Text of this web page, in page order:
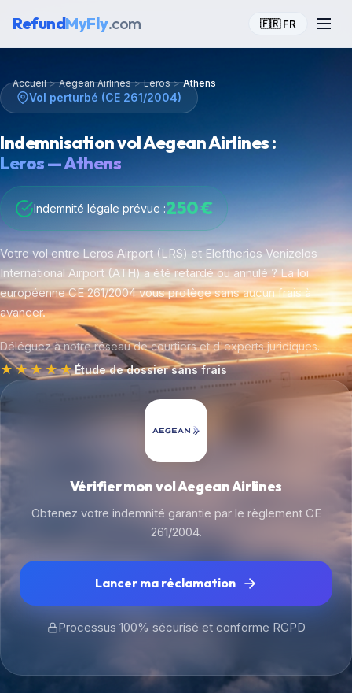
RefundMyFly.com 🇫🇷 FR
Accueil > Aegean Airlines > Leros > Athens
Vol perturbé (CE 261/2004)
Indemnisation vol Aegean Airlines :
Leros — Athens
Indemnité légale prévue :250 €
Votre vol entre Leros Airport (LRS) et Eleftherios Venizelos
International Airport (ATH) a été retardé ou annulé ? La loi
européenne CE 261/2004 vous protège sans aucun frais à
avancer.
Déléguez à notre réseau de courtiers et d'experts juridiques.
★★★★★Étude de dossier sans frais
Vérifier mon vol Aegean Airlines
Obtenez votre indemnité garantie par le règlement CE
261/2004.
Lancer ma réclamation
Processus 100% sécurisé et conforme RGPD